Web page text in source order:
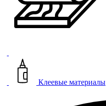
Клеевые материалы